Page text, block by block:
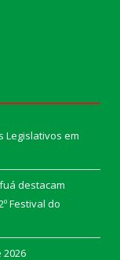
Legislativos em
destacam
Festival do
2026